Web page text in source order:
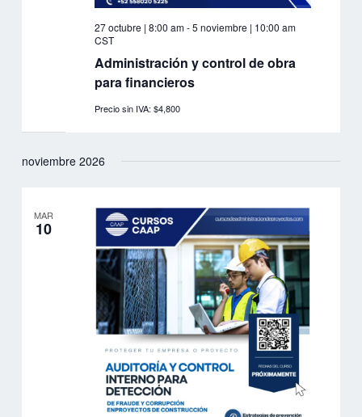
Administración y control de obra
para financieros
27 octubre | 8:00 am-5 noviembre | 10:00 am
CST
Precio sin IVA: $4,800
noviembre 2026
MAR
10